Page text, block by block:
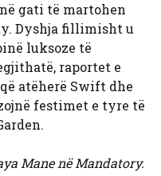
gati të martohen
Dyshja fillimisht u
luksoze të
raportet e
atëherë Swift dhe
festimet e tyre të
Mane në Mandatory.